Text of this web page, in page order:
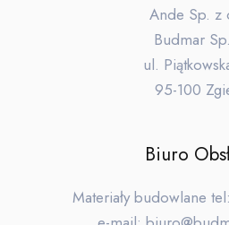
Ande Sp. z
Budmar
ul.
95-100
Biuro
Materiały budowlane tel: